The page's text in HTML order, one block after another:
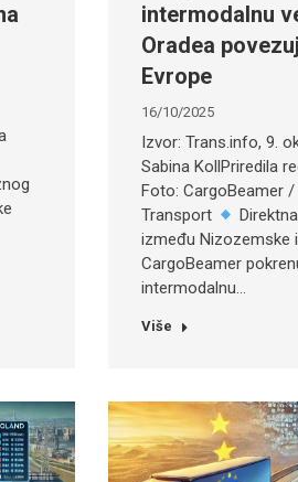
intermodalnu
Oradea
Evrope
16/10/2025
Izvor: Trans.info, 9.
Sabina KollPriredila
Foto: CargoBeamer
Transport
između Nizozemske
CargoBeamer
intermodalnu…
Više